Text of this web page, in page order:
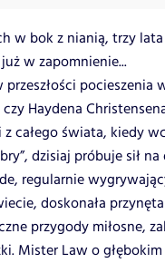
w bok z nianią, trzy
w zapomnienie...
przeszłości
Haydena
z całego świata, kiedy
dzisiaj próbuje sił
regularnie
doskonała
przygody miłosne,
Mister Law o